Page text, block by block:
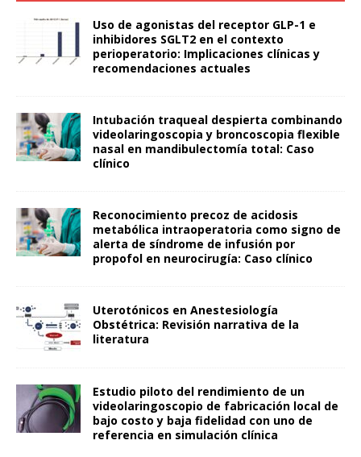
Uso de agonistas del receptor GLP-1 e
inhibidores SGLT2 en el contexto
perioperatorio: Implicaciones clínicas y
recomendaciones actuales
Intubación traqueal despierta combinando
videolaringoscopia y broncoscopia flexible
nasal en mandibulectomía total: Caso
clínico
Reconocimiento precoz de acidosis
metabólica intraoperatoria como signo de
alerta de síndrome de infusión por
propofol en neurocirugía: Caso clínico
Uterotónicos en Anestesiología
Obstétrica: Revisión narrativa de la
literatura
Estudio piloto del rendimiento de un
videolaringoscopio de fabricación local de
bajo costo y baja fidelidad con uno de
referencia en simulación clínica